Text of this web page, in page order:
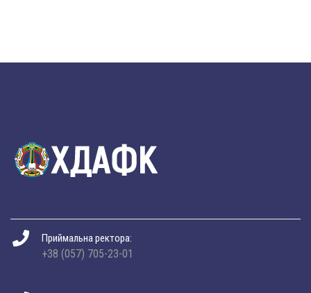
Приймальна ректора:
+38 (057) 705-23-01